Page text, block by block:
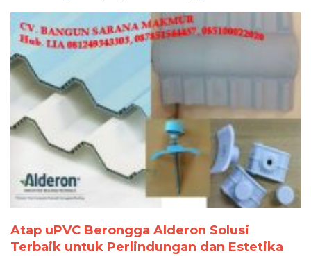
Atap uPVC Berongga Alderon Solusi
Terbaik untuk Perlindungan dan Estetika